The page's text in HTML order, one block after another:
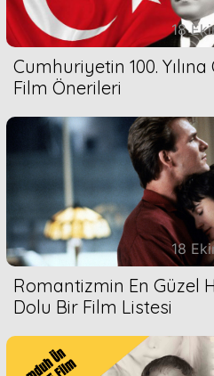
18
Cumhuriyetin 100. Yılına
Film Önerileri
18
Romantizmin En Güzel
Dolu Bir Film Listesi